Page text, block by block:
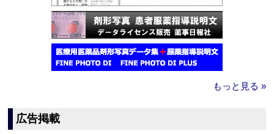
もっと見る »
広告掲載